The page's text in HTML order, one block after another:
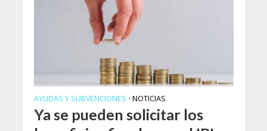
AYUDAS Y SUBVENCIONES • NOTICIAS
Ya se pueden solicitar los